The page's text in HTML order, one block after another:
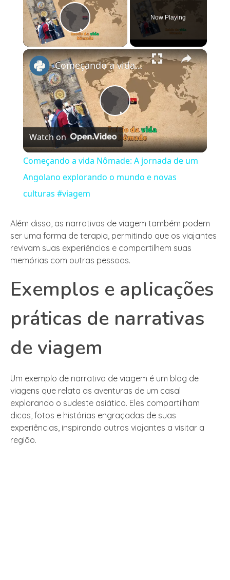
Play Video
Now Playing
×
Play
Video
Começando a vida Nômade: A jornada de um Angolano explorando o mundo e novas culturas #viagem
Watch on
Começando a vida Nômade: A jornada de um
Angolano explorando o mundo e novas
culturas #viagem
Além disso, as narrativas de viagem também podem
ser uma forma de terapia, permitindo que os viajantes
revivam suas experiências e compartilhem suas
memórias com outras pessoas.
Exemplos e aplicações
práticas de narrativas
de viagem
Um exemplo de narrativa de viagem é um blog de
viagens que relata as aventuras de um casal
explorando o sudeste asiático. Eles compartilham
dicas, fotos e histórias engraçadas de suas
experiências, inspirando outros viajantes a visitar a
região.